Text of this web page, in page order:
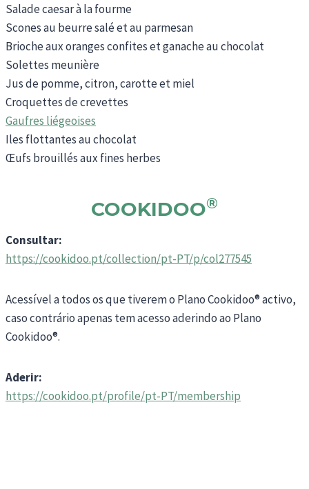
Salade caesar à la fourme
Scones au beurre salé et au parmesan
Brioche aux oranges confites et ganache au chocolat
Solettes meunière
Jus de pomme, citron, carotte et miel
Croquettes de crevettes
Gaufres liégeoises
Iles flottantes au chocolat
Œufs brouillés aux fines herbes
COOKIDOO®
Consultar:
https://cookidoo.pt/collection/pt-PT/p/col277545
Acessível a todos os que tiverem o Plano Cookidoo® activo,
caso contrário apenas tem acesso aderindo ao Plano
Cookidoo®.
Aderir:
https://cookidoo.pt/profile/pt-PT/membership